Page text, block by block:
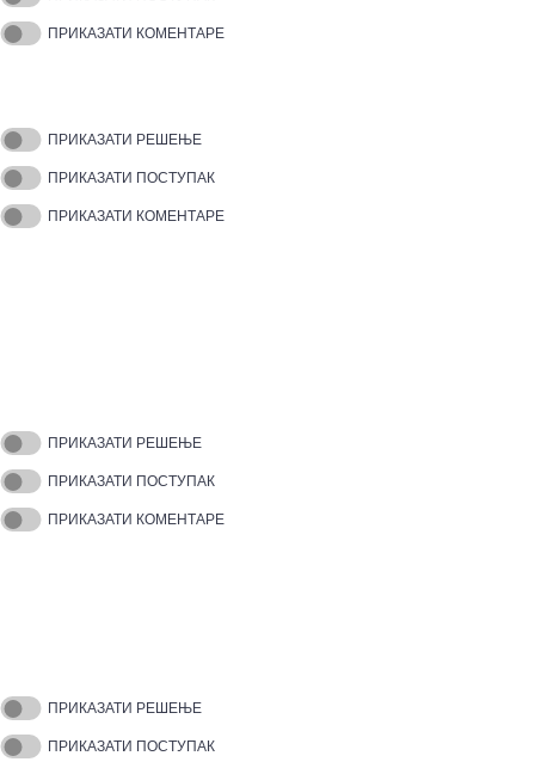
ПРИКАЗАТИ КОМЕНТАРЕ
ПРИКАЗАТИ РЕШЕЊЕ
ПРИКАЗАТИ ПОСТУПАК
ПРИКАЗАТИ КОМЕНТАРЕ
ПРИКАЗАТИ РЕШЕЊЕ
ПРИКАЗАТИ ПОСТУПАК
ПРИКАЗАТИ КОМЕНТАРЕ
ПРИКАЗАТИ РЕШЕЊЕ
ПРИКАЗАТИ ПОСТУПАК